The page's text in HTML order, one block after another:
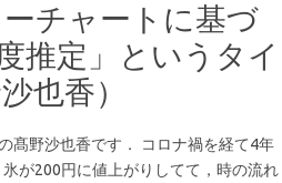
チャートに基づ
推定」というタイ
也香）
髙野沙也香です． コロナ禍を経て4年
が200円に値上がりしてて，時の流れ